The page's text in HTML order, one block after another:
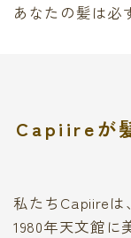
あなたの髪は必
Capiireが
私たちCapiireは、
1980年天文館に